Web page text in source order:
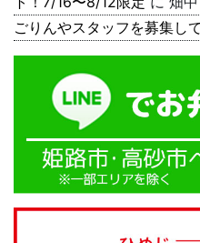
ごりんやスタッフを募集し